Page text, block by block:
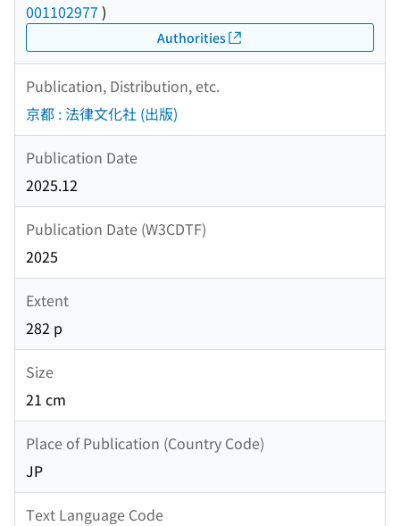
001102977 )
Authorities
Publication, Distribution, etc.
京都 : 法律文化社 (出版)
Publication Date
2025.12
Publication Date (W3CDTF)
2025
Extent
282 p
Size
21 cm
Place of Publication (Country Code)
JP
Text Language Code